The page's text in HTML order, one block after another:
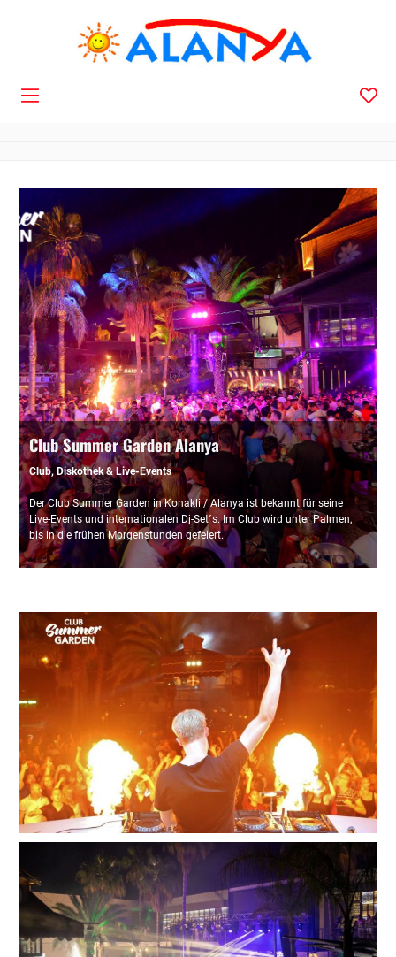
Club Summer Garden Alanya
Club, Diskothek & Live-Events
Der Club Summer Garden in Konakli / Alanya ist bekannt für seine
Live-Events und internationalen Dj-Set´s. Im Club wird unter Palmen,
bis in die frühen Morgenstunden gefeiert.